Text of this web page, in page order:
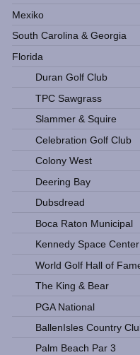
Mexiko
South Carolina & Georgia
Florida
Duran Golf Club
TPC Sawgrass
Slammer & Squire
Celebration Golf Club
Colony West
Deering Bay
Dubsdread
Boca Raton Municipal
Kennedy Space Center
World Golf Hall of
The King & Bear
PGA National
BallenIsles Country
Palm Beach Par 3